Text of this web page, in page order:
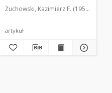
systemowej. Studium
Żuchowski, Kazimierz F. (1951- )
artykuł